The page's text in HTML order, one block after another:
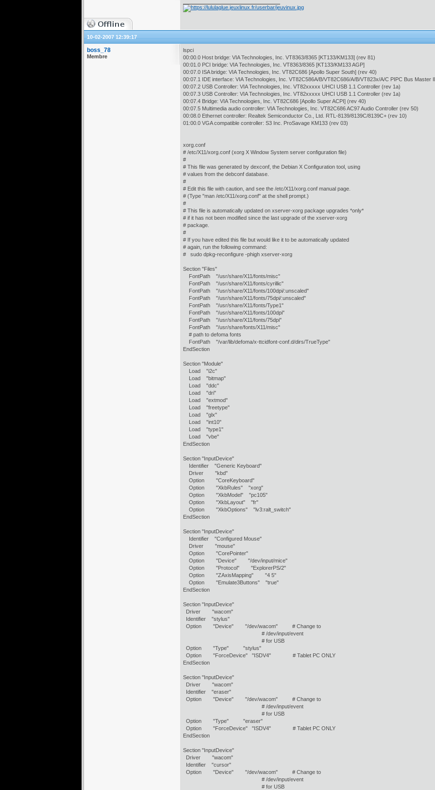
10-02-2007 12:39:17
boss_78
Membre
lspci
00:00.0 Host bridge: VIA Technologies, Inc. VT8363/8365 [KT133/KM133] (rev 81)
00:01.0 PCI bridge: VIA Technologies, Inc. VT8363/8365 [KT133/KM133 AGP]
00:07.0 ISA bridge: VIA Technologies, Inc. VT82C686 [Apollo Super South] (rev 40)
00:07.1 IDE interface: VIA Technologies, Inc. VT82C586A/B/VT82C686/A/B/VT823x/A/C PIPC Bus Master
00:07.2 USB Controller: VIA Technologies, Inc. VT82xxxxx UHCI USB 1.1 Controller (rev 1a)
00:07.3 USB Controller: VIA Technologies, Inc. VT82xxxxx UHCI USB 1.1 Controller (rev 1a)
00:07.4 Bridge: VIA Technologies, Inc. VT82C686 [Apollo Super ACPI] (rev 40)
00:07.5 Multimedia audio controller: VIA Technologies, Inc. VT82C686 AC97 Audio Controller (rev 50)
00:08.0 Ethernet controller: Realtek Semiconductor Co., Ltd. RTL-8139/8139C/8139C+ (rev 10)
01:00.0 VGA compatible controller: S3 Inc. ProSavage KM133 (rev 03)
xorg.conf
# /etc/X11/xorg.conf (xorg X Window System server configuration file)
#
# This file was generated by dexconf, the Debian X Configuration tool, using
# values from the debconf database.
#
# Edit this file with caution, and see the /etc/X11/xorg.conf manual page.
# (Type "man /etc/X11/xorg.conf" at the shell prompt.)
#
# This file is automatically updated on xserver-xorg package upgrades *only*
# if it has not been modified since the last upgrade of the xserver-xorg
# package.
#
# If you have edited this file but would like it to be automatically updated
# again, run the following command:
# sudo dpkg-reconfigure -phigh xserver-xorg
Section "Files"
FontPath "/usr/share/X11/fonts/misc"
FontPath "/usr/share/X11/fonts/cyrillic"
FontPath "/usr/share/X11/fonts/100dpi/:unscaled"
FontPath "/usr/share/X11/fonts/75dpi/:unscaled"
FontPath "/usr/share/X11/fonts/Type1"
FontPath "/usr/share/X11/fonts/100dpi"
FontPath "/usr/share/X11/fonts/75dpi"
FontPath "/usr/share/fonts/X11/misc"
# path to defoma fonts
FontPath "/var/lib/defoma/x-ttcidfont-conf.d/dirs/TrueType"
EndSection
Section "Module"
Load "i2c"
Load "bitmap"
Load "ddc"
Load "dri"
Load "extmod"
Load "freetype"
Load "glx"
Load "int10"
Load "type1"
Load "vbe"
EndSection
Section "InputDevice"
Identifier "Generic Keyboard"
Driver "kbd"
Option "CoreKeyboard"
Option "XkbRules" "xorg"
Option "XkbModel" "pc105"
Option "XkbLayout" "fr"
Option "XkbOptions" "lv3:ralt_switch"
EndSection
Section "InputDevice"
Identifier "Configured Mouse"
Driver "mouse"
Option "CorePointer"
Option "Device" "/dev/input/mice"
Option "Protocol" "ExplorerPS/2"
Option "ZAxisMapping" "4 5"
Option "Emulate3Buttons" "true"
EndSection
Section "InputDevice"
Driver "wacom"
Identifier "stylus"
Option "Device" "/dev/wacom" # Change to
# /dev/input/event
# for USB
Option "Type" "stylus"
Option "ForceDevice" "ISDV4" # Tablet PC ONLY
EndSection
Section "InputDevice"
Driver "wacom"
Identifier "eraser"
Option "Device" "/dev/wacom" # Change to
# /dev/input/event
# for USB
Option "Type" "eraser"
Option "ForceDevice" "ISDV4" # Tablet PC ONLY
EndSection
Section "InputDevice"
Driver "wacom"
Identifier "cursor"
Option "Device" "/dev/wacom" # Change to
# /dev/input/event
# for USB